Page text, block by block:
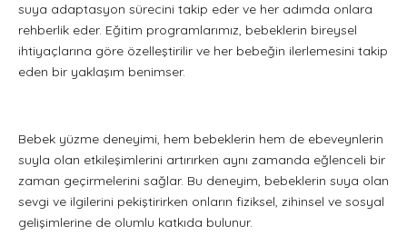
suya adaptasyon sürecini takip eder ve her adımda onlara
rehberlik eder. Eğitim programlarımız, bebeklerin bireysel
ihtiyaçlarına göre özelleştirilir ve her bebeğin ilerlemesini takip
eden bir yaklaşım benimser.
Bebek yüzme deneyimi, hem bebeklerin hem de ebeveynlerin
suyla olan etkileşimlerini artırırken aynı zamanda eğlenceli bir
zaman geçirmelerini sağlar. Bu deneyim, bebeklerin suya olan
sevgi ve ilgilerini pekiştirirken onların fiziksel, zihinsel ve sosyal
gelişimlerine de olumlu katkıda bulunur.